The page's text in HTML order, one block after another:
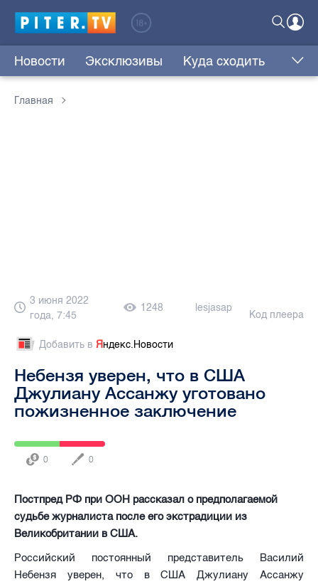
Новости Эксклюзивы Куда сходить
Главная
3 июня 2022
года, 7:45
1248 lesjasap
Код плеера
Добавить в Яндекс.Новости
Небензя уверен, что в США
Джулиану Ассанжу уготовано
пожизненное заключение
0 0
Постпред РФ при ООН рассказал о предполагаемой
судьбе журналиста после его экстрадиции из
Великобритании в США.
Российский постоянный представитель Василий
Небензя уверен, что в США Джулиану Ассанжу